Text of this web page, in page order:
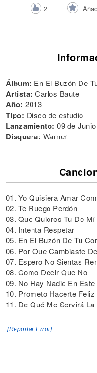
2
Álbum: En El Buzón De
Artista: Carlos Baute
Año: 2013
Tipo: Disco de estudio
Lanzamiento: 09 de
Disquera: Warner
01. Yo Quisiera Amar
02. Te Ruego Perdón
03. Que Quieres Tu De Mí
04. Intenta Respetar
05. En El Buzón De Tu
06. Por Que Cambiaste
07. Espero No Sientas
08. Como Decir Que No
09. No Hay Nadie En Este
10. Prometo Hacerte Feliz
11. De Qué Me Servirá La
[Reportar Error]